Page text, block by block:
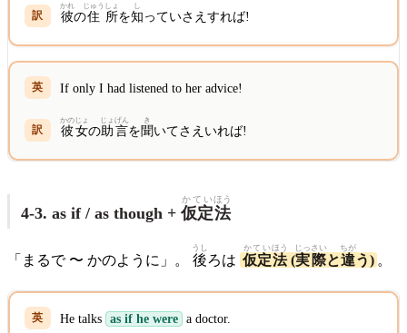
彼
かれ
の住
じゅう
所
しょ
を知
し
っていさえすれば!
If only I had listened to her advice!
彼女
かのじょ
の助
じょ
言
げん
を聞
き
いてさえいれば!
4-3. as if / as though +仮定
かてい
法
ほう
「まるで 〜 かのように」。 後
うし
ろは 仮定
かてい
法
ほう
(実際
じっさい
と違
ちが
う) 。
He talks as if he were a doctor.